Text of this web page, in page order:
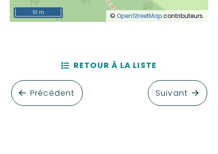
© OpenStreetMapcontributeurs.
10 m
Précédent
RETOUR À LA LISTE
Suivant